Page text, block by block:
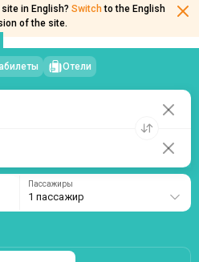
in English? Switch to the English
of the site.
Отели
Пассажиры
1 пассажир